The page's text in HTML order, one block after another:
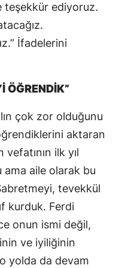
teşekkür ediyoruz.
İfadelerini
ÖĞRENDİK”
çok zor olduğunu
aktaran
ilk yıl
ama aile olarak bu
tevekkül
kurduk. Ferdi
onun ismi değil,
ve iyiliğinin
yolda da devam